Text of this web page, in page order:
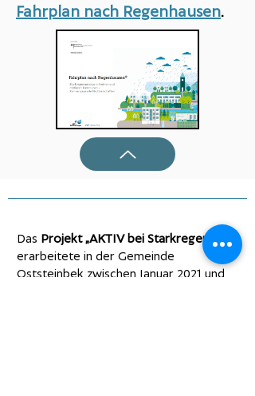
Fahrplan nach Regenhausen.
Das Projekt „AKTIV bei Starkregen“
erarbeitete in der Gemeinde
Oststeinbek zwischen Januar 2021 und